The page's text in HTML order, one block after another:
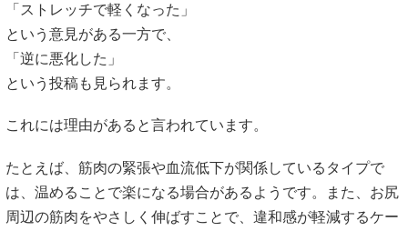
「ストレッチで軽くなった」
という意見がある一方で、
「逆に悪化した」
という投稿も見られます。
これには理由があると言われています。
たとえば、筋肉の緊張や血流低下が関係しているタイプで
は、温めることで楽になる場合があるようです。また、お尻
周辺の筋肉をやさしく伸ばすことで、違和感が軽減するケー